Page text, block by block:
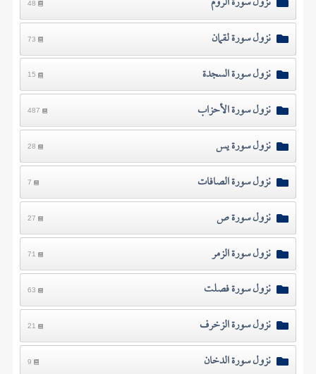
48
نزول سورة لقمان 73
نزول سورة السجدة 15
نزول سورة الأحزاب 487
نزول سورة يس 28
نزول سورة الصافات 7
نزول سورة ص 27
نزول سورة الزمر 71
نزول سورة فصلت 63
نزول سورة الزخرف 21
نزول سورة الدخان 9